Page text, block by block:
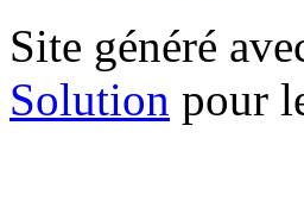
Site généré
Solution pour